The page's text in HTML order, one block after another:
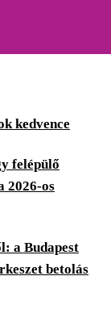
kedvence
felépülő
2026-os
a Budapest
betolás